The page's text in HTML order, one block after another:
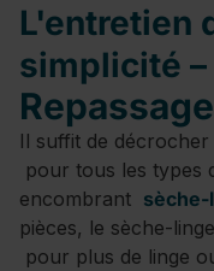
L'entretien
simplicité –
Repassage
Il suffit de
pour tous les types
encombrant sèche-
pièces, le sèche-
pour plus de linge